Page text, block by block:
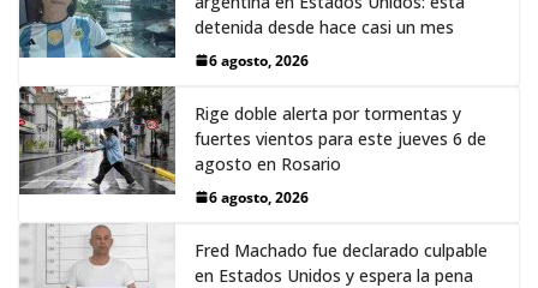
detenida desde hace casi un mes
6 agosto, 2026
Rige doble alerta por tormentas y
fuertes vientos para este jueves 6 de
agosto en Rosario
6 agosto, 2026
Fred Machado fue declarado culpable
en Estados Unidos y espera la pena